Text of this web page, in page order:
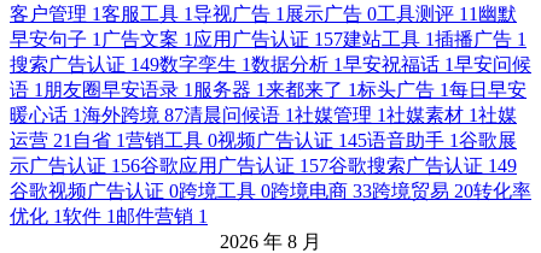
客户管理 1客服工具 1导视广告 1 展示广告 0工具测评 11 幽默
早安句子 1 广告文案 1 应用广告认证 157建站工具 1插播广告 1
搜索广告认证 149数字孪生 1数据分析 1早安祝福话 1早安问候
语 1 朋友圈早安语录 1 服务器 1来都来了 1标头广告 1每日早安
暖心话 1海外跨境 87清晨问候语 1社媒管理 1社媒素材 1社媒
运营 21 自省 1营销工具 0视频广告认证 145语音助手 1谷歌展
示广告认证 156谷歌应用广告认证 157谷歌搜索广告认证 149
谷歌视频广告认证 0跨境工具 0跨境电商 33跨境贸易 20转化率
优化 1软件 1 邮件营销 1
2026 年 8 月